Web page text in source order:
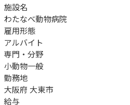
施設名
わたなべ動物病院
雇用形態
アルバイト
専門・分野
小動物一般
勤務地
大阪府 大東市
給与